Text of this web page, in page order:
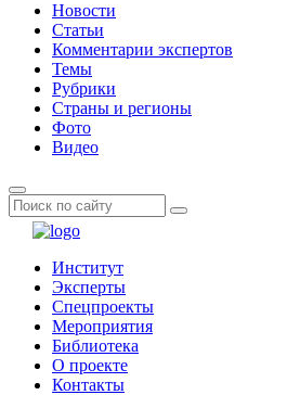
Новости
Статьи
Комментарии экспертов
Темы
Рубрики
Страны и регионы
Фото
Видео
Институт
Эксперты
Спецпроекты
Мероприятия
Библиотека
О проекте
Контакты